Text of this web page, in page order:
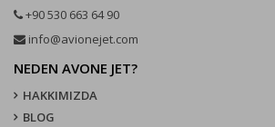
+90 530 663 64 90
info@avionejet.com
NEDEN AVONE JET?
HAKKIMIZDA
BLOG